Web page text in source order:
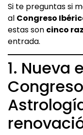
Si te preguntas si
al Congreso
estas son cinco
entrada.
1. Nueva